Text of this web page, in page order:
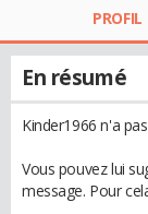
PROFIL
En résumé
Kinder1966 n'a
Vous pouvez lui
message. Pour